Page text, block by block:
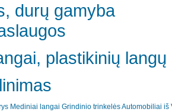
durų gamyba
plastikinių
Mediniai langai Grindinio trinkelėsAutomobiliai iš